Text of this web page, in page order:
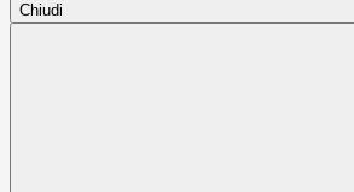
Chiudi